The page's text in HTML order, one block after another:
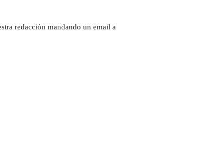
redacción mandando un email a